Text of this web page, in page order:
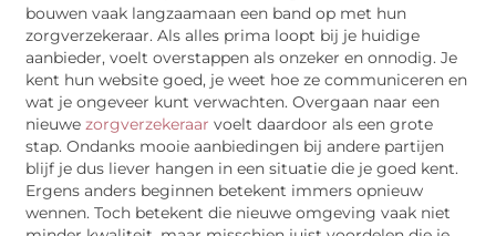
bouwen vaak langzaamaan een band op met hun
zorgverzekeraar. Als alles prima loopt bij je huidige
aanbieder, voelt overstappen als onzeker en onnodig. Je
kent hun website goed, je weet hoe ze communiceren en
wat je ongeveer kunt verwachten. Overgaan naar een
nieuwe zorgverzekeraar voelt daardoor als een grote
stap. Ondanks mooie aanbiedingen bij andere partijen
blijf je dus liever hangen in een situatie die je goed kent.
Ergens anders beginnen betekent immers opnieuw
wennen. Toch betekent die nieuwe omgeving vaak niet